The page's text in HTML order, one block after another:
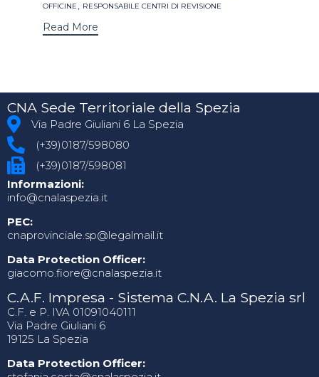
OFFICINE , RESPONSABILE CENTRI DI REVISIONE
Read More
CNA Sede Territoriale della Spezia
Via Padre Giuliani 6 La Spezia
(+39)0187/598080
(+39)0187/598081
Informazioni:
info@cnalaspezia.it
PEC:
cnaprovinciale.sp@legalmail.it
Data Protection Officer:
giacomo.fiore@cnalaspezia.it
C.A.F. Impresa - Sistema C.N.A. La Spezia srl
C.F. e P. IVA 01091040111
Via Padre Giuliani 6
19125 La Spezia
Data Protection Officer: